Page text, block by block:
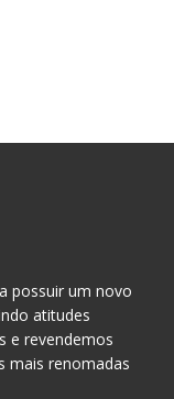
possuir um novo
atitudes
e revendemos
mais renomadas